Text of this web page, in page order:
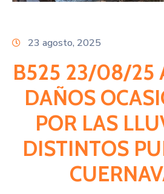
Citas23 agosto, 2025
B525 23/08/25
DAÑOS
POR LAS
DISTINTOS